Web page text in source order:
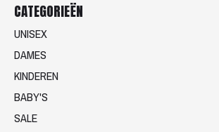
CATEGORIEËN
UNISEX
DAMES
KINDEREN
BABY'S
SALE